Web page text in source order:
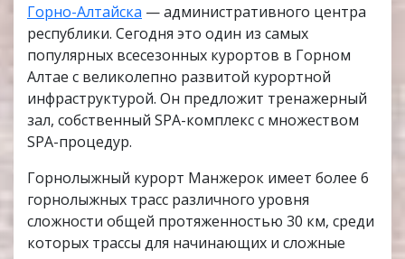
Горно-Алтайска — административного центра
республики. Сегодня это один из самых
популярных всесезонных курортов в Горном
Алтае с великолепно развитой курортной
инфраструктурой. Он предложит тренажерный
зал, собственный SPA-комплекс с множеством
SPA-процедур.
Горнолыжный курорт Манжерок имеет более 6
горнолыжных трасс различного уровня
сложности общей протяженностью 30 км, среди
которых трассы для начинающих и сложные